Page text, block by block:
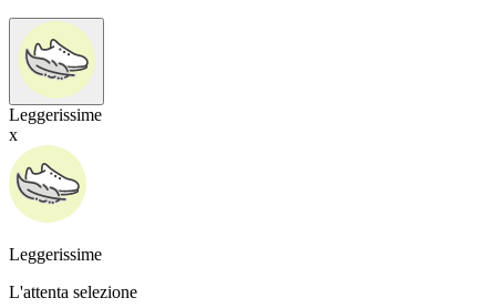
Leggerissime
x
Leggerissime
L'attenta selezione